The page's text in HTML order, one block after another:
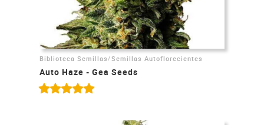
Biblioteca Semillas/Semillas Autoflorecientes
Auto Haze - Gea Seeds